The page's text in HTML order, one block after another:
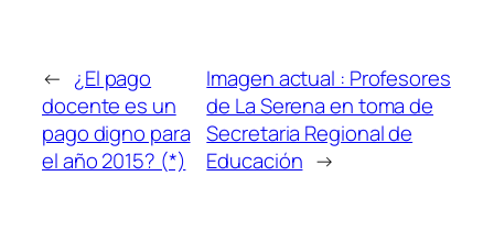
← ¿El pago
docente es un
pago digno para
el año 2015? (*)
Imagen actual : Profesores
de La Serena en toma de
Secretaria Regional de
Educación →